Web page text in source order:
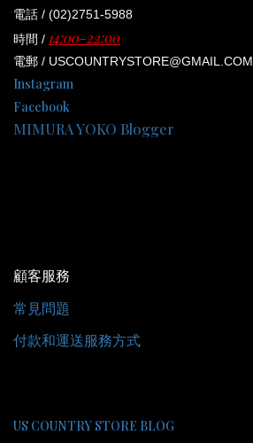
電話 / (02)2751-5988
時間 / 14:00-22:00
電郵 / USCOUNTRYSTORE@GMAIL.COM
Instagram
Facebook
MIMURA YOKO Blogger
顧客服務
常見問題
付款和運送服務方式
US COUNTRY STORE BLOG